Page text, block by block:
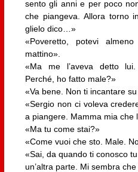
sento gli anni e per poco
che piangeva. Allora torno
glielo dico…»
«Poveretto, potevi
mattino».
«Ma me l’aveva detto
Perché, ho fatto male?»
«Va bene. Non ti incantare
«Sergio non ci voleva
a piangere. Mamma mia che
«Ma tu come stai?»
«Come vuoi che sto. Male.
«Sai, da quando ti conosco
un’altra parte. Mi sembra